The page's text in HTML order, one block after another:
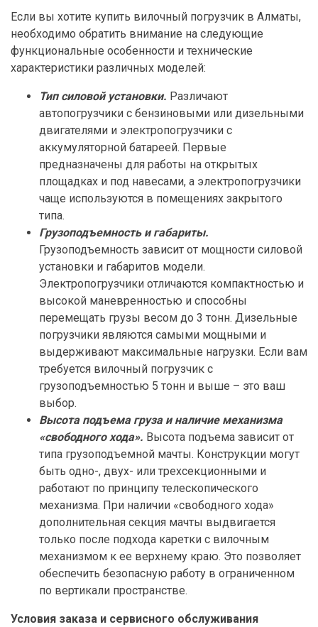
Если вы хотите купить вилочный погрузчик в Алматы,
необходимо обратить внимание на следующие
функциональные особенности и технические
характеристики различных моделей:
Тип силовой установки. Различают
автопогрузчики с бензиновыми или дизельными
двигателями и электропогрузчики с
аккумуляторной батареей. Первые
предназначены для работы на открытых
площадках и под навесами, а электропогрузчики
чаще используются в помещениях закрытого
типа.
Грузоподъемность и габариты.
Грузоподъемность зависит от мощности силовой
установки и габаритов модели.
Электропогрузчики отличаются компактностью и
высокой маневренностью и способны
перемещать грузы весом до 3 тонн. Дизельные
погрузчики являются самыми мощными и
выдерживают максимальные нагрузки. Если вам
требуется вилочный погрузчик с
грузоподъемностью 5 тонн и выше – это ваш
выбор.
Высота подъема груза и наличие механизма
«свободного хода». Высота подъема зависит от
типа грузоподъемной мачты. Конструкции могут
быть одно-, двух- или трехсекционными и
работают по принципу телескопического
механизма. При наличии «свободного хода»
дополнительная секция мачты выдвигается
только после подхода каретки с вилочным
механизмом к ее верхнему краю. Это позволяет
обеспечить безопасную работу в ограниченном
по вертикали пространстве.
Условия заказа и сервисного обслуживания